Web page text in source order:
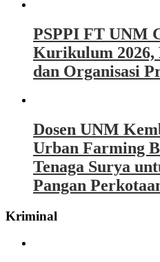
PSPPI FT UNM
Kurikulum
dan Organisasi
Dosen UNM
Urban Farming
Tenaga Surya
Pangan
Kriminal